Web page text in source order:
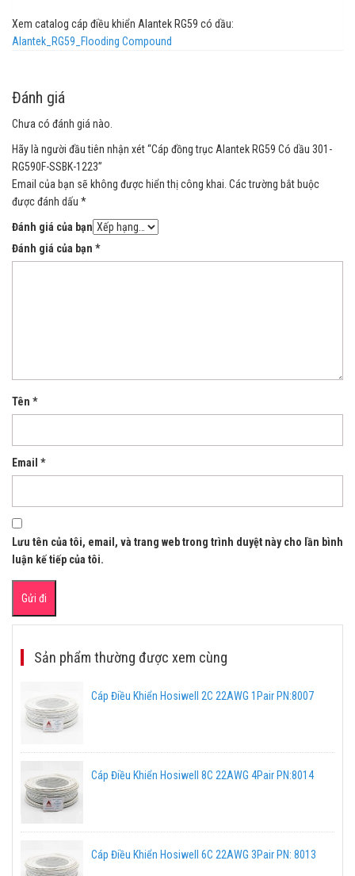
Xem catalog cáp điều khiển Alantek RG59 có dầu:
Alantek_RG59_Flooding Compound
Đánh giá
Chưa có đánh giá nào.
Hãy là người đầu tiên nhận xét “Cáp đồng trục Alantek RG59 Có dầu 301-
RG590F-SSBK-1223”
Email của bạn sẽ không được hiển thị công khai. Các trường bắt buộc
được đánh dấu *
Đánh giá của bạn
Đánh giá của bạn *
Tên *
Email *
Lưu tên của tôi, email, và trang web trong trình duyệt này cho lần bình
luận kế tiếp của tôi.
Sản phẩm thường được xem cùng
Cáp Điều Khiển Hosiwell 2C 22AWG 1Pair PN:8007
Cáp Điều Khiển Hosiwell 8C 22AWG 4Pair PN:8014
Cáp Điều Khiển Hosiwell 6C 22AWG 3Pair PN: 8013